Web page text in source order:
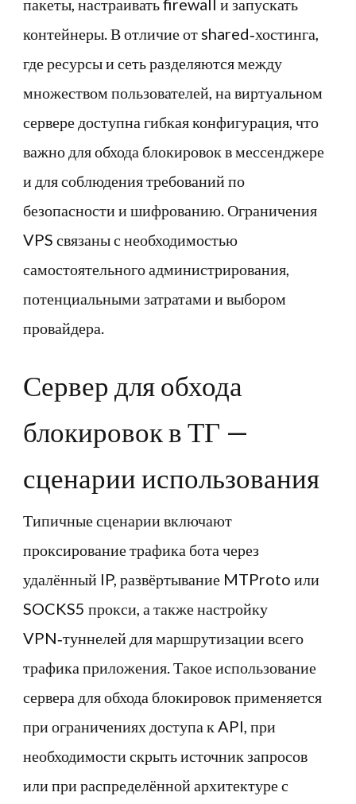
пакеты, настраивать firewall и запускать
контейнеры. В отличие от shared‑хостинга,
где ресурсы и сеть разделяются между
множеством пользователей, на виртуальном
сервере доступна гибкая конфигурация, что
важно для обхода блокировок в мессенджере
и для соблюдения требований по
безопасности и шифрованию. Ограничения
VPS связаны с необходимостью
самостоятельного администрирования,
потенциальными затратами и выбором
провайдера.
Сервер для обхода
блокировок в ТГ —
сценарии использования
Типичные сценарии включают
проксирование трафика бота через
удалённый IP, развёртывание MTProto или
SOCKS5 прокси, а также настройку
VPN‑туннелей для маршрутизации всего
трафика приложения. Такое использование
сервера для обхода блокировок применяется
при ограничениях доступа к API, при
необходимости скрыть источник запросов
или при распределённой архитектуре с